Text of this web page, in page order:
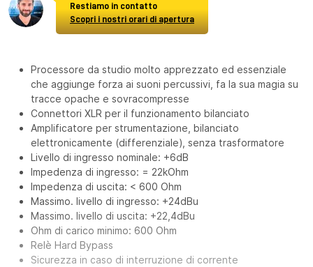
Restiamo in contatto
Scopri i nostri orari di apertura
Processore da studio molto apprezzato ed essenziale
che aggiunge forza ai suoni percussivi, fa la sua magia su
tracce opache e sovracompresse
Connettori XLR per il funzionamento bilanciato
Amplificatore per strumentazione, bilanciato
elettronicamente (differenziale), senza trasformatore
Livello di ingresso nominale: +6dB
Impedenza di ingresso: = 22kOhm
Impedenza di uscita: < 600 Ohm
Massimo. livello di ingresso: +24dBu
Massimo. livello di uscita: +22,4dBu
Ohm di carico minimo: 600 Ohm
Relè Hard Bypass
Sicurezza in caso di interruzione di corrente